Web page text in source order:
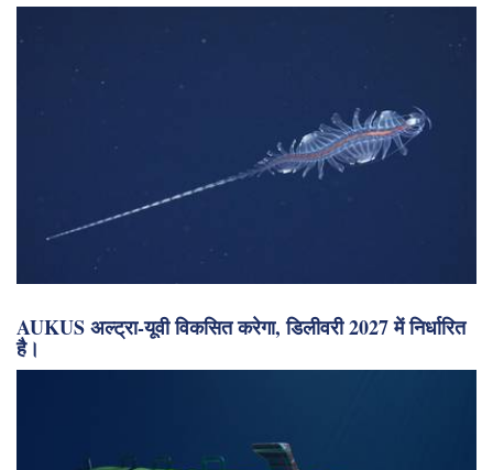
AUKUS अल्ट्रा-यूवी विकसित करेगा, डिलीवरी 2027 में निर्धारित
है।